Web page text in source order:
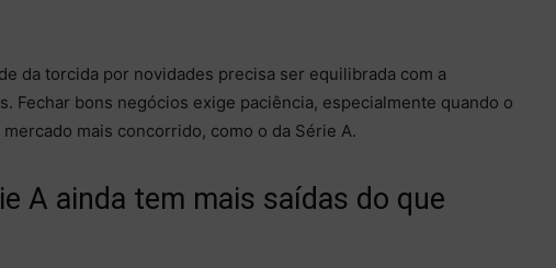
da torcida por novidades precisa ser equilibrada com a
Fechar bons negócios exige paciência, especialmente quando o
mais concorrido, como o da Série A.
A ainda tem mais saídas do que